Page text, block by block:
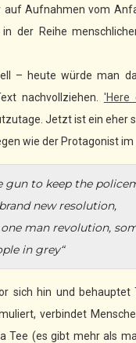
auf Aufnahmen vom
der Reihe
– heute würde man
nachvollziehen. 'Here
Jetzt ist ein eher
wie der Protagonist im
gun to keep the
new resolution,
man revolution,
in grey“
sich hin und behauptet
verbindet
Tee (es gibt mehr als